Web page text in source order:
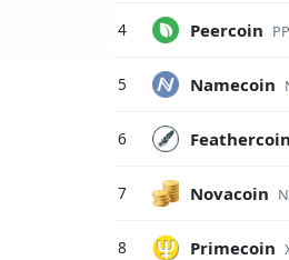
4 Peercoin
5 Namecoin
6 Feathercoin
7 Novacoin
8 Primecoin